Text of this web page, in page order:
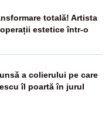
totală! Artista
estetice într-o
a colierului pe care
îl poartă în jurul